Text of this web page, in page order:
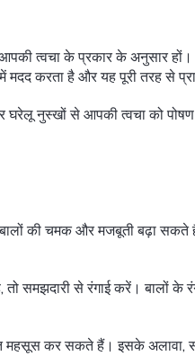
त्वचा के प्रकार के अनुसार
मदद करता है और यह पूरी तरह से
घरेलू नुस्खों से आपकी त्वचा को
की चमक और मजबूती बढ़ा सकते
समझदारी से रंगाई करें। बालों के
कर सकते हैं। इसके अलावा,